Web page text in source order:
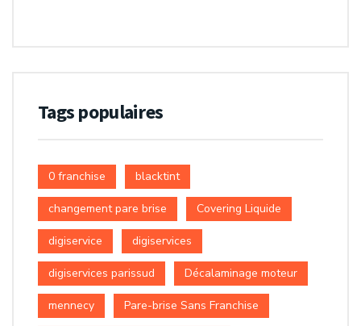
Tags populaires
0 franchise blacktint
changement pare brise Covering Liquide
digiservice digiservices
digiservices parissud Décalaminage moteur
mennecy Pare-brise Sans Franchise